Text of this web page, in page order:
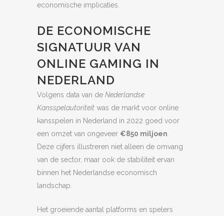
economische implicaties.
DE ECONOMISCHE
SIGNATUUR VAN
ONLINE GAMING IN
NEDERLAND
Volgens data van de Nederlandse
Kansspelautoriteit was de markt voor online
kansspelen in Nederland in 2022 goed voor
een omzet van ongeveer €850 miljoen
Deze cijfers illustreren niet alleen de omvang
van de sector, maar ook de stabiliteit ervan
binnen het Nederlandse economisch
landschap.
Het groeiende aantal platforms en spelers